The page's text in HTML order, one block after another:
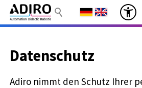
Datenschutz
Adiro nimmt den Schutz Ihrer